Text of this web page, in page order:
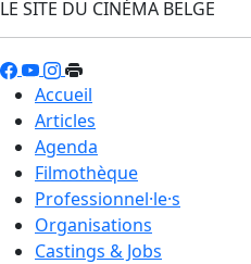
LE SITE DU CINÉMA BELGE
Accueil
Articles
Agenda
Filmothèque
Professionnel·le·s
Organisations
Castings & Jobs